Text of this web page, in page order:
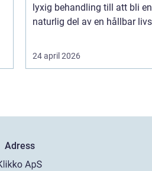
lyxig behandling till att bli en
naturlig del av en hållbar
24 april 2026
Adress